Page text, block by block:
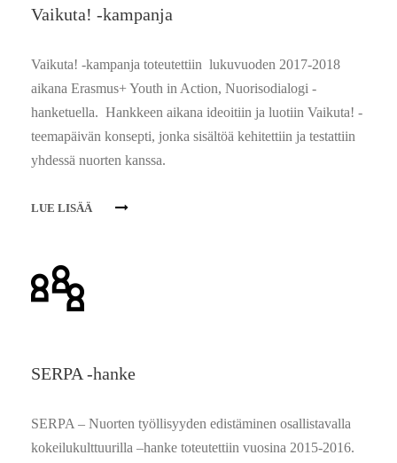
Vaikuta! -kampanja
Vaikuta! -kampanja toteutettiin lukuvuoden 2017-2018
aikana Erasmus+ Youth in Action, Nuorisodialogi -
hanketuella. Hankkeen aikana ideoitiin ja luotiin Vaikuta! -
teemapäivän konsepti, jonka sisältöä kehitettiin ja testattiin
yhdessä nuorten kanssa.
LUE LISÄÄ
SERPA -hanke
SERPA – Nuorten työllisyyden edistäminen osallistavalla
kokeilukulttuurilla –hanke toteutettiin vuosina 2015-2016.